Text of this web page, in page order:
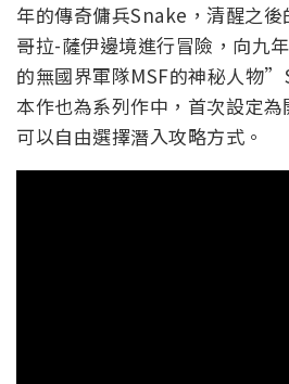
年的傳奇傭兵Snake，清醒之
哥拉-薩伊邊境進行冒險，向九
的無國界軍隊MSF的神秘人物
本作也為系列作中，首次設定
可以自由選擇潛入攻略方式。